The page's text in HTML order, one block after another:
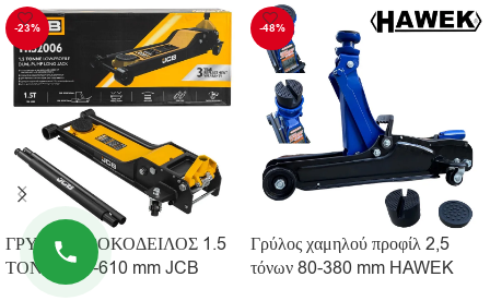
-23%
ΓΡΥΛΟΣ ΚΡΟΚΟΔΕΙΛΟΣ 1.5
ΤΟΝΩΝ 70-610 mm JCB
-48%
Γρύλος χαμηλού προφίλ 2,5
τόνων 80-380 mm HAWEK